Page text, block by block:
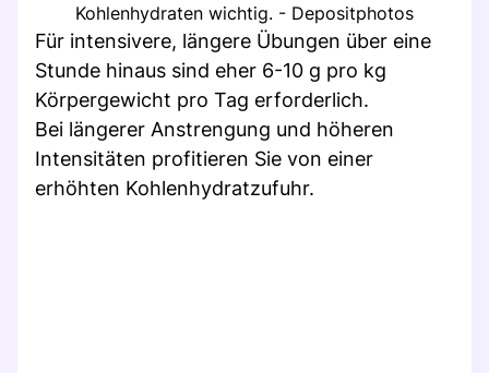
Kohlenhydraten wichtig. - Depositphotos
Für intensivere, längere Übungen über eine
Stunde hinaus sind eher 6-10 g pro kg
Körpergewicht pro Tag erforderlich.
Bei längerer Anstrengung und höheren
Intensitäten profitieren Sie von einer
erhöhten Kohlenhydratzufuhr.